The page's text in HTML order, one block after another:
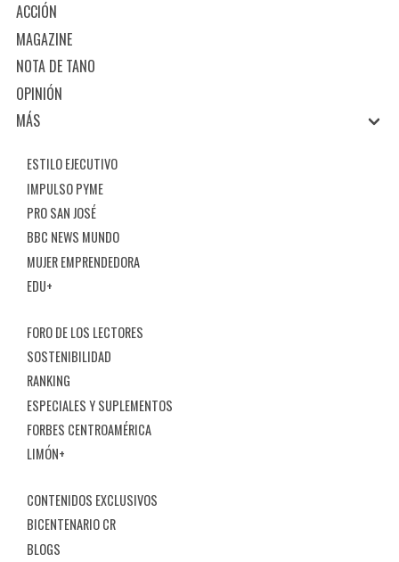
ACCIÓN
MAGAZINE
NOTA DE TANO
OPINIÓN
MÁS
ESTILO EJECUTIVO
IMPULSO PYME
PRO SAN JOSÉ
BBC NEWS MUNDO
MUJER EMPRENDEDORA
EDU+
FORO DE LOS LECTORES
SOSTENIBILIDAD
RANKING
ESPECIALES Y SUPLEMENTOS
FORBES CENTROAMÉRICA
LIMÓN+
CONTENIDOS EXCLUSIVOS
BICENTENARIO CR
BLOGS